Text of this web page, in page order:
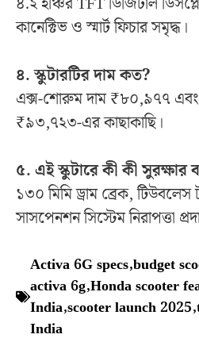
কানেক্টিভ ও স্মার্ট ফিচার সমৃদ্ধ।
৪. স্কুটারটির দাম কত?
এক্স-শোরুম দাম ₹৮০,৯৭৭
₹৯৩,৭২৩-এর কাছাকাছি।
৫. এই স্কুটারে কী কী সুরক্ষার
১৩০ মিমি ড্রাম ব্রেক, টিউবলেস
সাসপেনশন সিস্টেম নিরাপত্তা
Activa 6G specs,budget
activa 6g,Honda scooter
India,scooter launch 2025,
India